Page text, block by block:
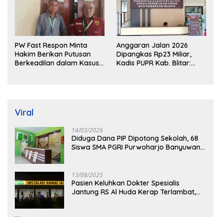
PW Fast Respon Minta
Hakim Berikan Putusan
Berkeadilan dalam Kasus
Anggaran Jalan 2026
Dipangkas Rp23 Miliar,
Kadis PUPR Kab. Blitar:
Viral
14/03/2026
Diduga Dana PIP Dipotong Sekolah, 68
Siswa SMA PGRI Purwoharjo Banyuwangi
13/08/2025
Pasien Keluhkan Dokter Spesialis
Jantung RS Al Huda Kerap Terlambat,